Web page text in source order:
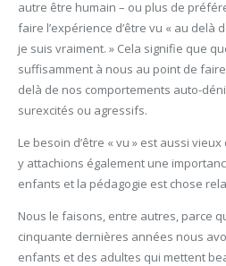
autre être humain – ou plus de
faire l’expérience d’être vu « au delà
je suis vraiment. » Cela signifie que
suffisamment à nous au point de
delà de nos comportements auto-
surexcités ou agressifs.
Le besoin d’être « vu » est aussi
y attachions également une
enfants et la pédagogie est chose
Nous le faisons, entre autres, parce
cinquante dernières années nous
enfants et des adultes qui mettent